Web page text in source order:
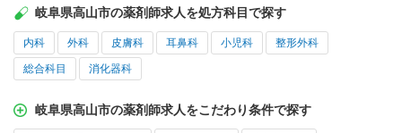
岐阜県高山市の薬剤師求人を処方科目で探す
内科 外科 皮膚科 耳鼻科 小児科 整形外科
総合科目 消化器科
岐阜県高山市の薬剤師求人をこだわり条件で探す